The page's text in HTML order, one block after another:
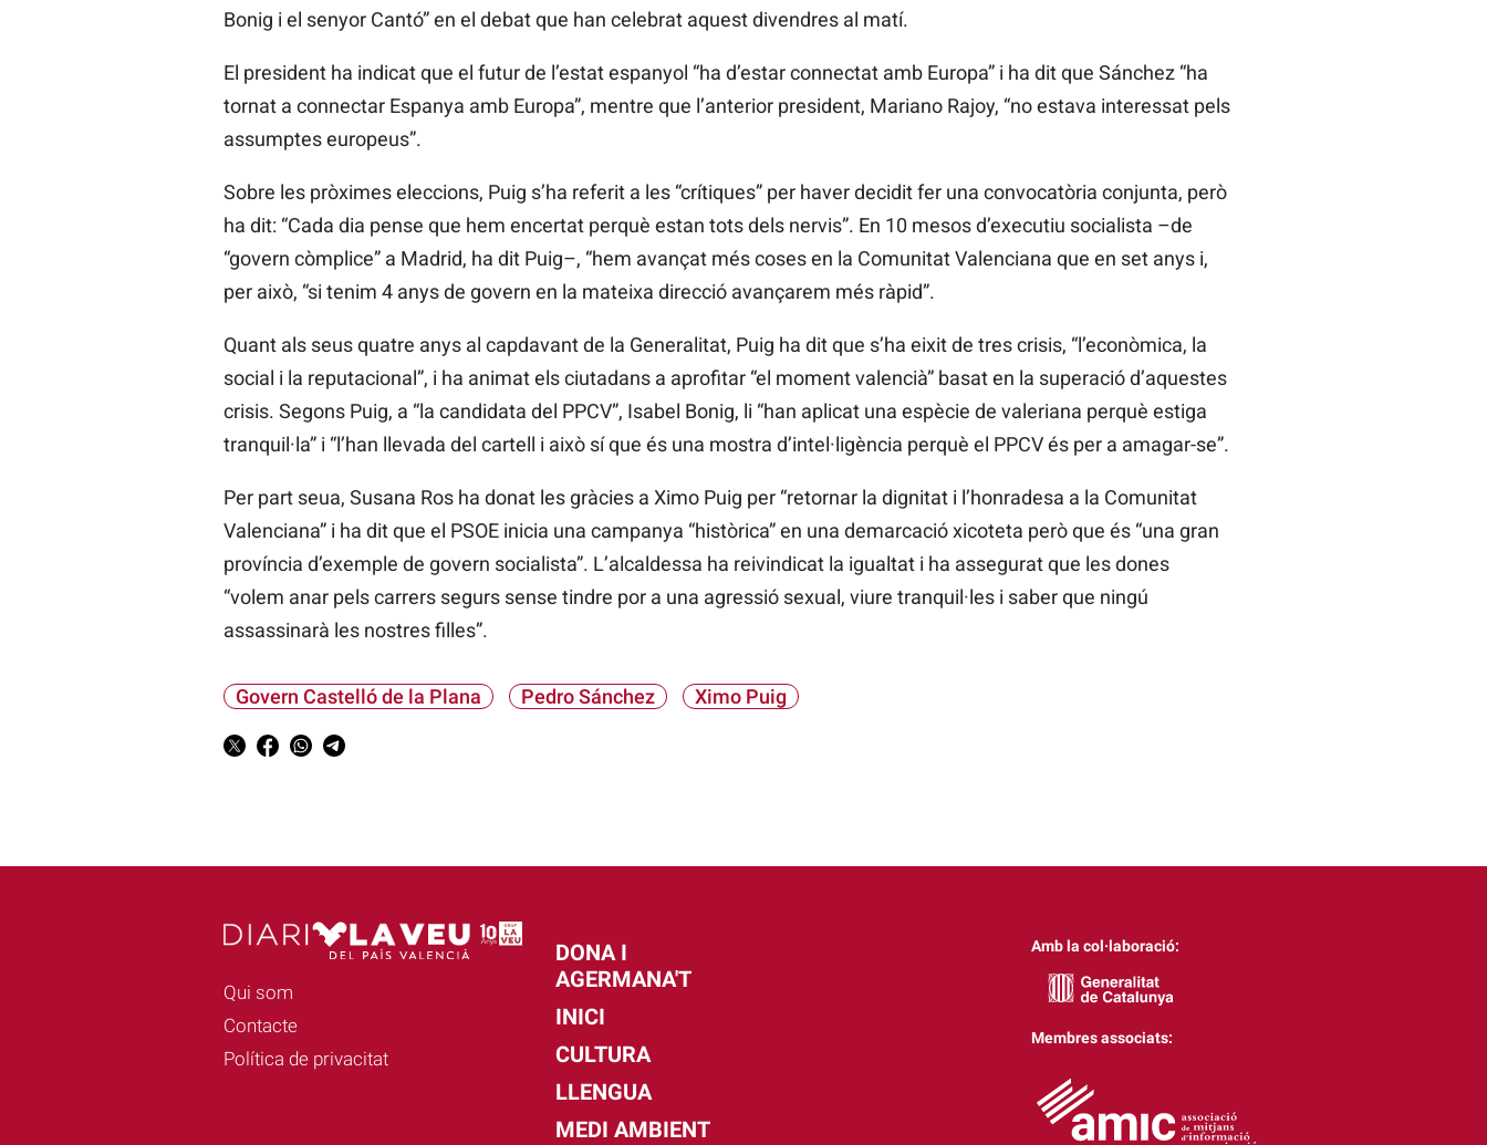
Bonig i el senyor Cantó” en el debat que han celebrat aquest divendres al matí.
El president ha indicat que el futur de l’estat espanyol “ha d’estar connectat amb Europa” i ha dit que Sánchez “ha
tornat a connectar Espanya amb Europa”, mentre que l’anterior president, Mariano Rajoy, “no estava interessat pels
assumptes europeus”.
Sobre les pròximes eleccions, Puig s’ha referit a les “crítiques” per haver decidit fer una convocatòria conjunta, però
ha dit: “Cada dia pense que hem encertat perquè estan tots dels nervis”. En 10 mesos d’executiu socialista –de
“govern còmplice” a Madrid, ha dit Puig–, “hem avançat més coses en la Comunitat Valenciana que en set anys i,
per això, “si tenim 4 anys de govern en la mateixa direcció avançarem més ràpid”.
Quant als seus quatre anys al capdavant de la Generalitat, Puig ha dit que s’ha eixit de tres crisis, “l’econòmica, la
social i la reputacional”, i ha animat els ciutadans a aprofitar “el moment valencià” basat en la superació d’aquestes
crisis. Segons Puig, a “la candidata del PPCV”, Isabel Bonig, li “han aplicat una espècie de valeriana perquè estiga
tranquil·la” i “l’han llevada del cartell i això sí que és una mostra d’intel·ligència perquè el PPCV és per a amagar-se”.
Per part seua, Susana Ros ha donat les gràcies a Ximo Puig per “retornar la dignitat i l’honradesa a la Comunitat
Valenciana” i ha dit que el PSOE inicia una campanya “històrica” en una demarcació xicoteta però que és “una gran
província d’exemple de govern socialista”. L’alcaldessa ha reivindicat la igualtat i ha assegurat que les dones
“volem anar pels carrers segurs sense tindre por a una agressió sexual, viure tranquil·les i saber que ningú
assassinarà les nostres filles”.
Govern Castelló de la Plana Pedro Sánchez Ximo Puig
Qui som
Contacte
Política de privacitat
DONA I
AGERMANA'T
INICI
CULTURA
LLENGUA
MEDI AMBIENT
Amb la col·laboració:
Membres associats: